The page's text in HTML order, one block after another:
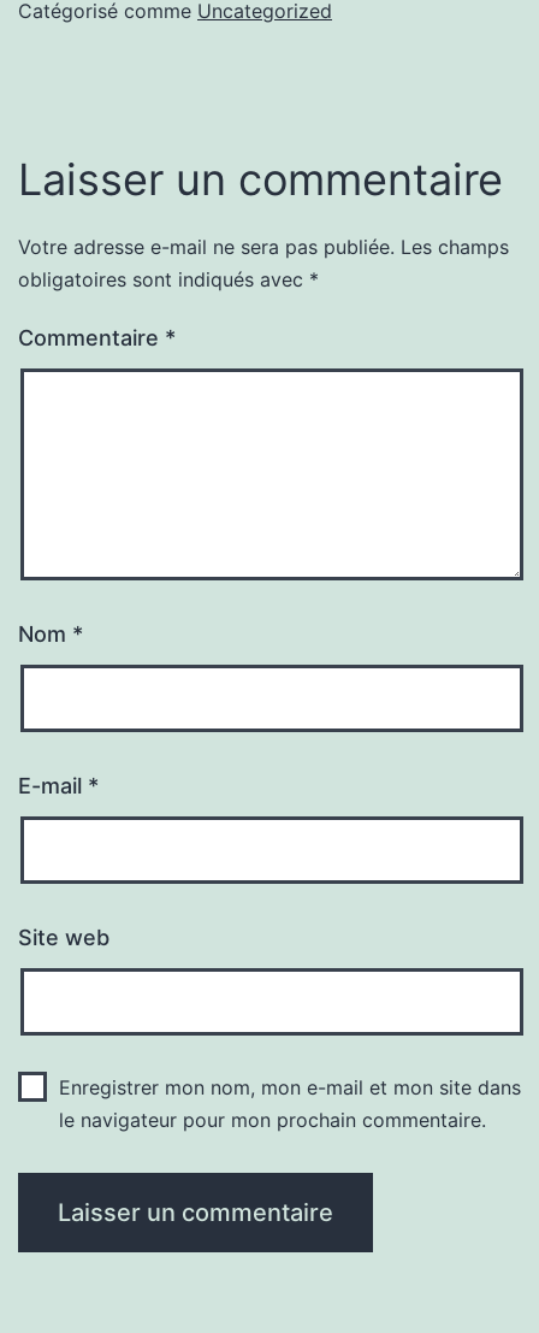
Catégorisé comme Uncategorized
Laisser un commentaire
Votre adresse e-mail ne sera pas publiée. Les champs
obligatoires sont indiqués avec *
Commentaire *
Nom *
E-mail *
Site web
Enregistrer mon nom, mon e-mail et mon site dans
le navigateur pour mon prochain commentaire.